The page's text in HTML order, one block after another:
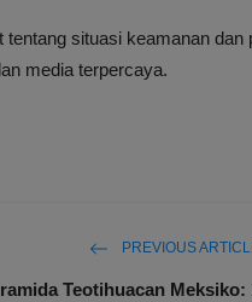
tentang situasi keamanan
media terpercaya.
PREVIOUS
Teotihuacan Meksiko: